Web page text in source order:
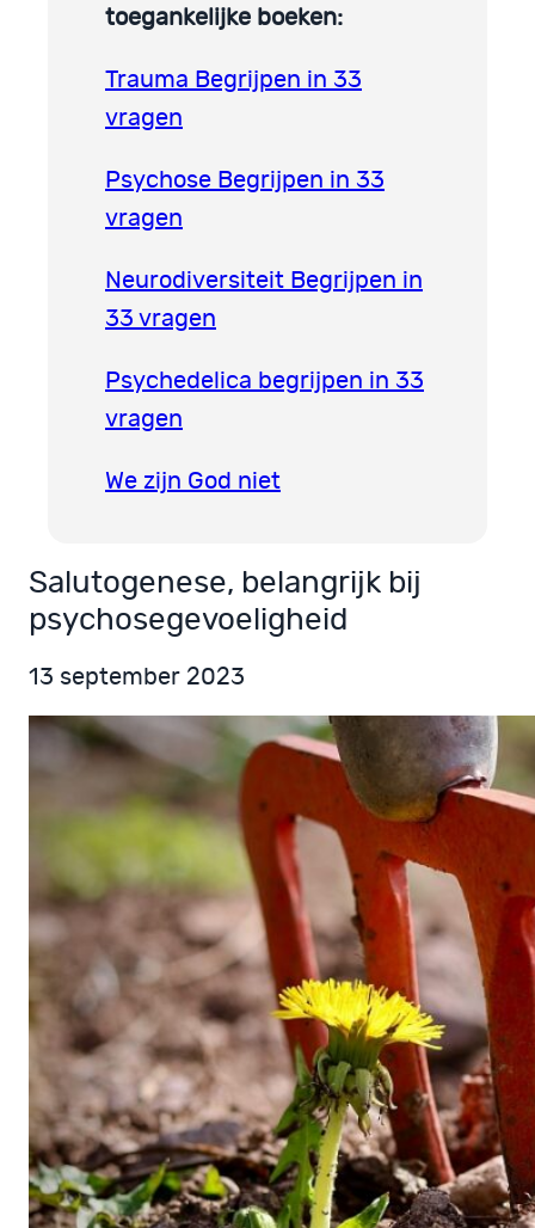
toegankelijke boeken:
Trauma Begrijpen in 33
vragen
Psychose Begrijpen in 33
vragen
Neurodiversiteit Begrijpen in
33 vragen
Psychedelica begrijpen in 33
vragen
We zijn God niet
Salutogenese, belangrijk bij
psychosegevoeligheid
13 september 2023